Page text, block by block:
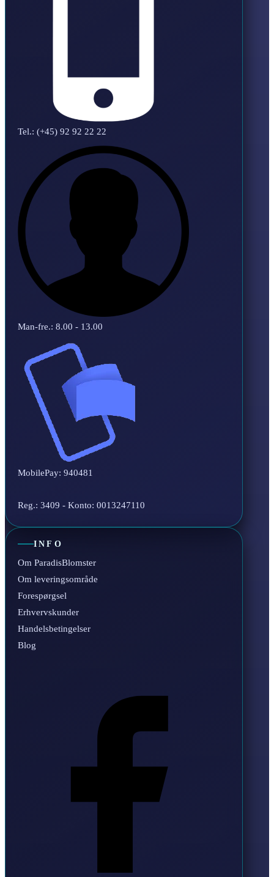
Tel.: (+45) 92 92 22 22
Man-fre.: 8.00 - 13.00
MobilePay: 940481
Reg.: 3409 - Konto: 0013247110
INFO
Om ParadisBlomster
Om leveringsområde
Forespørgsel
Erhvervskunder
Handelsbetingelser
Blog